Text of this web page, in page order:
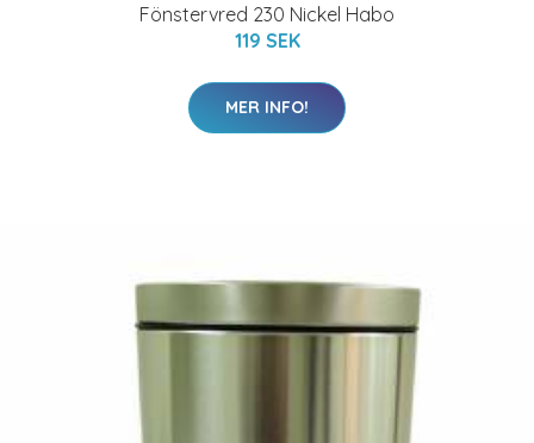
Fönstervred 230 Nickel Habo
119 SEK
MER INFO!